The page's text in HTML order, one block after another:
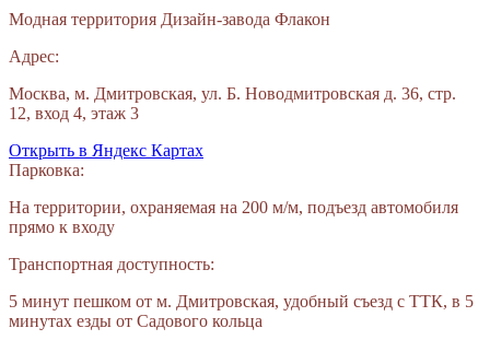
Модная территория Дизайн-завода Флакон
Адрес:
Москва, м. Дмитровская, ул. Б. Новодмитровская д. 36, стр.
12, вход 4, этаж 3
Открыть в Яндекс Картах
Парковка:
На территории, охраняемая на 200 м/м, подъезд автомобиля
прямо к входу
Транспортная доступность:
5 минут пешком от м. Дмитровская, удобный съезд с ТТК, в 5
минутах езды от Садового кольца